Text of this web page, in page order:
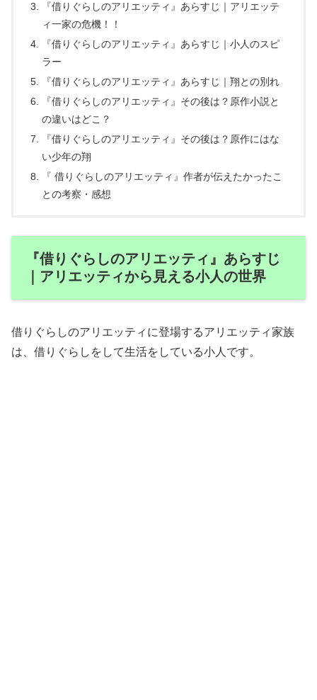
『借りぐらしのアリエッティ』あらすじ｜アリエッテ
ィ一家の危機！！
『借りぐらしのアリエッティ』あらすじ｜小人のスピ
ラー
『借りぐらしのアリエッティ』あらすじ｜翔との別れ
『借りぐらしのアリエッティ』その後は？原作小説と
の違いはどこ？
『借りぐらしのアリエッティ』その後は？原作にはな
い少年の翔
『 借りぐらしのアリエッティ』作者が伝えたかったこ
との考察・感想
『借りぐらしのアリエッティ』あらすじ
｜アリエッティから見える小人の世界
借りぐらしのアリエッティに登場するアリエッティ家族
は、借りぐらしをして生活をしている小人です。